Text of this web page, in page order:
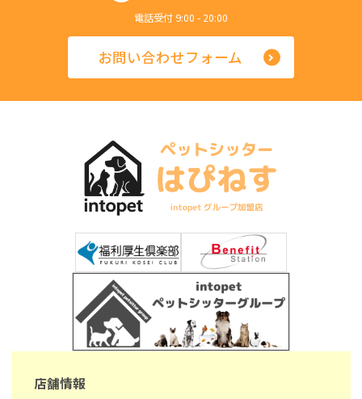
電話受付 9:00 - 20:00
お問い合わせフォーム
店舗情報